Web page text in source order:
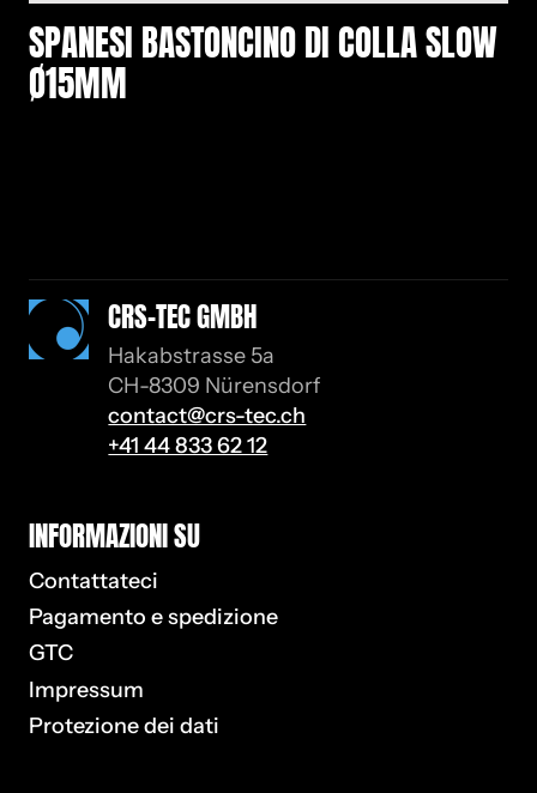
SPANESI BASTONCINO DI COLLA SLOW
Ø15MM
CRS-TEC GMBH
Hakabstrasse 5a
CH-8309 Nürensdorf
contact@crs-tec.ch
+41 44 833 62 12
IN­FOR­MA­ZIO­NI SU
Contattateci
Pagamento e spedizione
GTC
Impressum
Protezione dei dati